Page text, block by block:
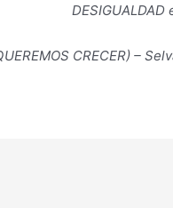
DESIGUALDAD
CRECER) –